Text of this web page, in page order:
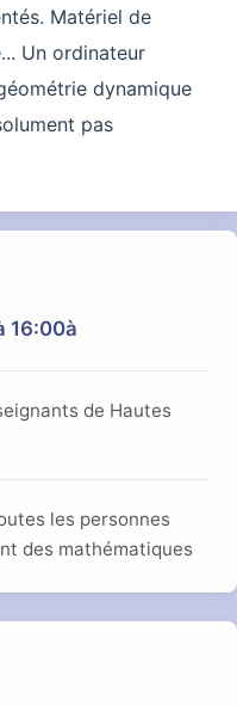
Matériel de
Un ordinateur
dynamique
pas
16:00à
de Hautes
les personnes
des mathématiques